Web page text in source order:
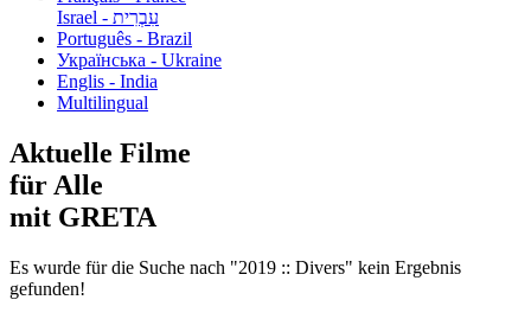
עִבְרִית - Israel
Português - Brazil
Українська - Ukraine
Englis - India
Multilingual
Aktuelle Filme
für Alle
mit GRETA
Es wurde für die Suche nach "2019 :: Divers" kein Ergebnis
gefunden!